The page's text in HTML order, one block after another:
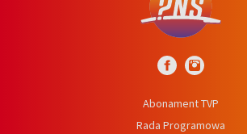
Abonament TVP
Rada Programowa